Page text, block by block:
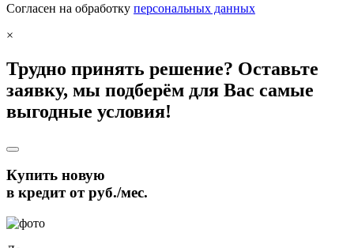
Согласен на обработку персональных данных
×
Трудно принять решение? Оставьте
заявку, мы подберём для Вас самые
выгодные условия!
Купить новую
в кредит отруб./мес.